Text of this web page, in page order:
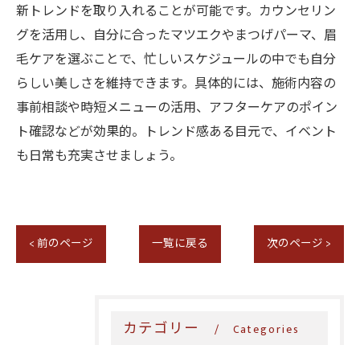
新トレンドを取り入れることが可能です。カウンセリン
グを活用し、自分に合ったマツエクやまつげパーマ、眉
毛ケアを選ぶことで、忙しいスケジュールの中でも自分
らしい美しさを維持できます。具体的には、施術内容の
事前相談や時短メニューの活用、アフターケアのポイン
ト確認などが効果的。トレンド感ある目元で、イベント
も日常も充実させましょう。
< 前のページ 一覧に戻る 次のページ >
カテゴリー Categories